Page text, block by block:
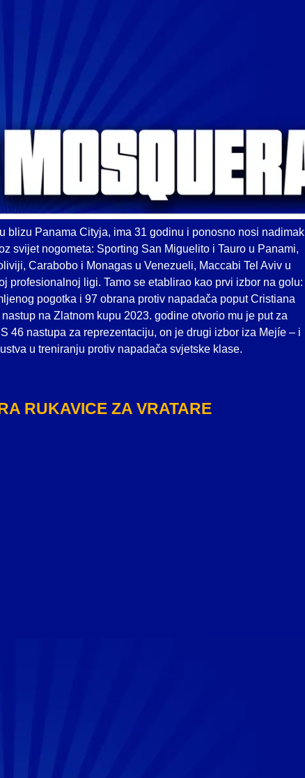
blizu Panama Cityja, ima 31 godinu i ponosno nosi nadimak
svijet nogometa: Sporting San Miguelito i Tauro u Panami,
Carabobo i Monagas u Venezueli, Maccabi Tel Aviv u
profesionalnoj ligi. Tamo se etablirao kao prvi izbor na golu:
pogotka i 97 obrana protiv napadača poput Cristiana
na Zlatnom kupu 2023. godine otvorio mu je put za
46 nastupa za reprezentaciju, on je drugi izbor iza Mejíe – i
u treniranju protiv napadača svjetske klase.
RUKAVICE ZA VRATARE